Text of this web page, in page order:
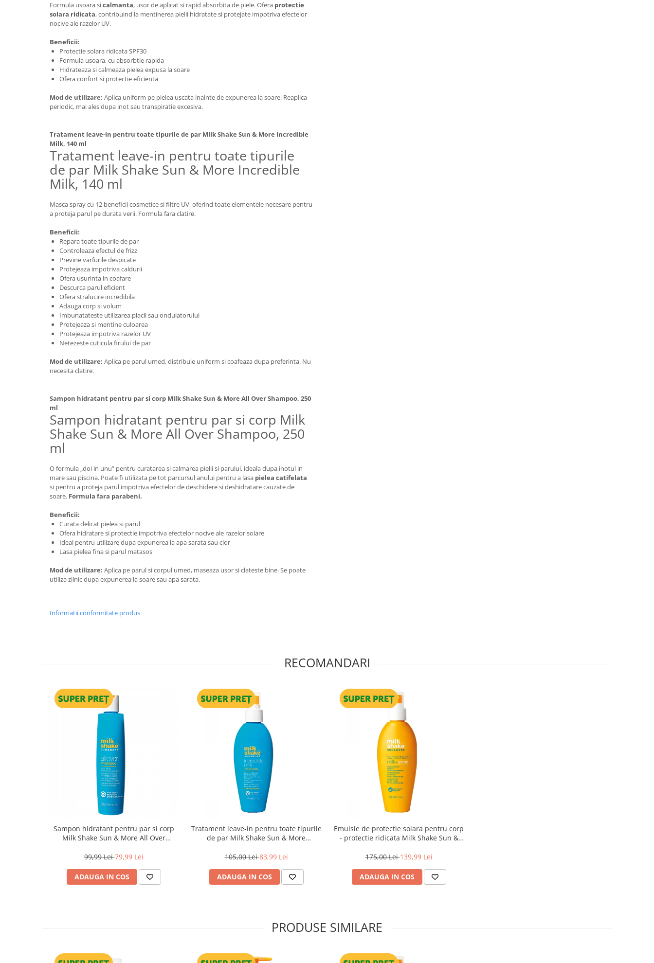
Formula usoara sicalmanta, usor de aplicat si rapid absorbita de piele. Ofera protectie
solara ridicata, contribuind la mentinerea pielii hidratate si protejate impotriva efectelor
nocive ale razelor UV.
Beneficii:
Protectie solara ridicata SPF30
Formula usoara, cu absorbtie rapida
Hidrateaza si calmeaza pielea expusa la soare
Ofera confort si protectie eficienta
Mod de utilizare: Aplica uniform pe pielea uscata inainte de expunerea la soare. Reaplica
periodic, mai ales dupa inot sau transpiratie excesiva.
Tratament leave-in pentru toate tipurile de par Milk Shake Sun & More Incredible
Milk, 140 ml
Tratament leave-in pentru toate tipurile
de par Milk Shake Sun & More Incredible
Milk, 140 ml
Masca spray cu 12 beneficii cosmetice si filtre UV, oferind toate elementele necesare pentru
a proteja parul pe durata verii. Formula fara clatire.
Beneficii:
Repara toate tipurile de par
Controleaza efectul de frizz
Previne varfurile despicate
Protejeaza impotriva caldurii
Ofera usurinta in coafare
Descurca parul eficient
Ofera stralucire incredibila
Adauga corp si volum
Imbunatateste utilizarea placii sau ondulatorului
Protejeaza si mentine culoarea
Protejeaza impotriva razelor UV
Netezeste cuticula firului de par
Mod de utilizare: Aplica pe parul umed, distribuie uniform si coafeaza dupa preferinta. Nu
necesita clatire.
Sampon hidratant pentru par si corp Milk Shake Sun & More All Over Shampoo, 250
ml
Sampon hidratant pentru par si corp Milk
Shake Sun & More All Over Shampoo, 250
ml
O formula „doi in unu” pentru curatarea si calmarea pielii si parului, ideala dupa inotul in
mare sau piscina. Poate fi utilizata pe tot parcursul anului pentru a lasa pielea catifelata
si pentru a proteja parul impotriva efectelor de deschidere si deshidratare cauzate de
soare. Formula fara parabeni.
Beneficii:
Curata delicat pielea si parul
Ofera hidratare si protectie impotriva efectelor nocive ale razelor solare
Ideal pentru utilizare dupa expunerea la apa sarata sau clor
Lasa pielea fina si parul matasos
Mod de utilizare: Aplica pe parul si corpul umed, maseaza usor si clateste bine. Se poate
utiliza zilnic dupa expunerea la soare sau apa sarata.
Informatii conformitate produs
RECOMANDARI
Sampon hidratant pentru par si corp
Milk Shake Sun & More All Over
99,99 Lei79,99 Lei
ADAUGA IN COS
Tratament leave-in pentru toate tipurile
de par Milk Shake Sun & More
105,00 Lei83,99 Lei
ADAUGA IN COS
Emulsie de protectie solara pentru corp
- protectie ridicata Milk Shake Sun &
175,00 Lei139,99 Lei
ADAUGA IN COS
PRODUSE SIMILARE